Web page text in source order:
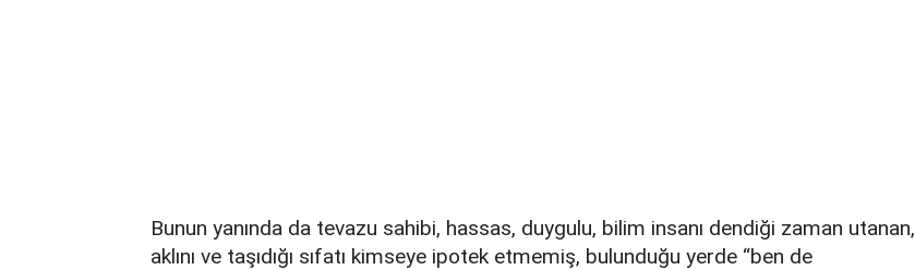
Bunun yanında da tevazu sahibi, hassas, duygulu, bilim insanı dendiği zaman utanan,
aklını ve taşıdığı sıfatı kimseye ipotek etmemiş, bulunduğu yerde “ben de